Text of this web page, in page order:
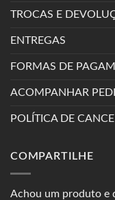
TROCAS E
ENTREGAS
FORMAS DE
ACOMPANHAR
POLÍTICA DE
COMPARTILHE
Achou um produto e